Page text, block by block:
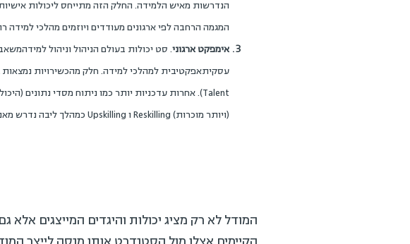
הנדרשות מאיש הלמידה. החלק הזה מתייחס ליכולות
המגמה הרחבה לפי ארגונים מעודדים ויוזמים מהלכי למידה
אימפקט ארגוני. סט יכולות בעולם הניהול וניהול
עסקיתאפקטיבית למהלכי למידה. חלק מהכשירויות נמצאות
(ויותר מוכרות) Reskilling ו Upskilling כמהלך ליבה נדרש מאנשי למידה וארגונים בכלל בעת הנוכחית.
המודל לא רק מציג יכולות והיגדים המייצגים